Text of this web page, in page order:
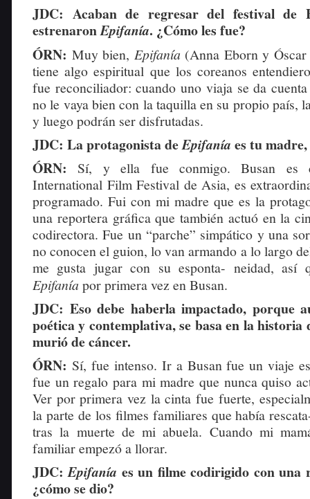
JDC: Acaban de regresar del festival de
estrenaronEpifanía. ¿Cómo les fue?
ÓRN: Muy bien, Epifanía (Anna Eborn y
tiene algo espiritual que los coreanos
fue reconciliador: cuando uno viaja se da
no le vaya bien con la taquilla en su propio país,
y luego podrán ser disfrutadas.
JDC: La protagonista deEpifanía es tu
ÓRN: Sí, y ella fue conmigo. Busan es
International Film Festival de Asia, es
programado. Fui con mi madre que es la
una reportera gráfica que también actuó en la
codirectora. Fue un “parche” simpático y una
no conocen el guion, lo van armando a lo largo
me gusta jugar con su esponta- neidad, así
Epifanía por primera vez en Busan.
JDC: Eso debe haberla impactado, porque
poética y contemplativa, se basa en la historia
murió de cáncer.
ÓRN: Sí, fue intenso. Ir a Busan fue un viaje
fue un regalo para mi madre que nunca quiso
Ver por primera vez la cinta fue fuerte,
la parte de los filmes familiares que había
tras la muerte de mi abuela. Cuando mi
familiar empezó a llorar.
JDC: Epifanía es un filme codirigido con una
¿cómo se dio?